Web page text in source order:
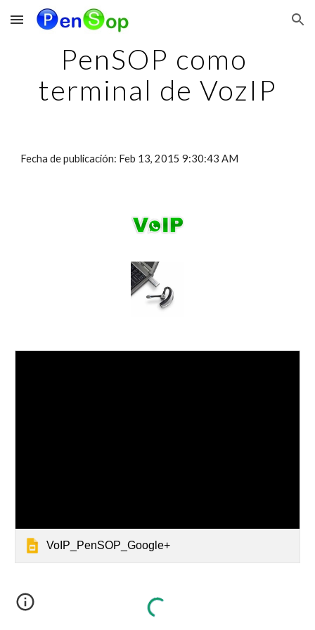
Skip to main content Skip to navigation
PenSOP como
terminal de VozIP
Fecha de publicación: Feb 13, 2015 9:30:43 AM
VoIP_PenSOP_Google+